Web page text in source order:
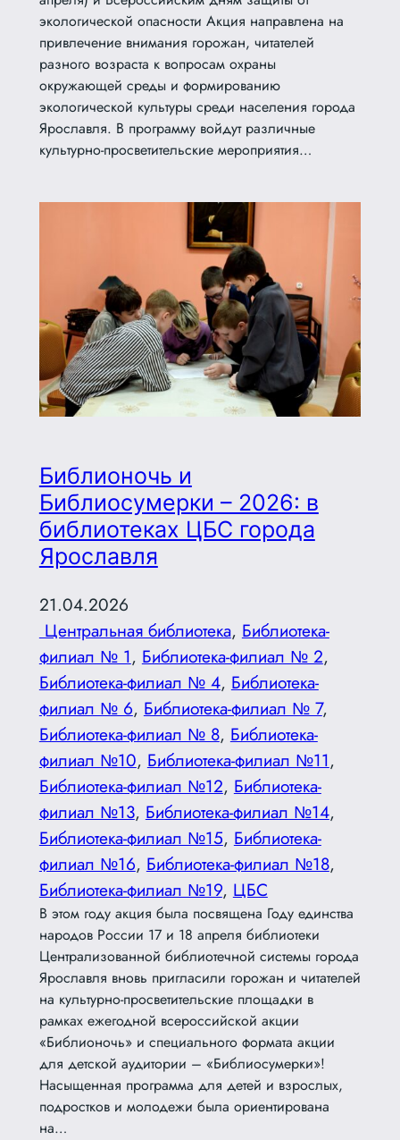
экологической опасности Акция направлена на
привлечение внимания горожан, читателей
разного возраста к вопросам охраны
окружающей среды и формированию
экологической культуры среди населения города
Ярославля. В программу войдут различные
культурно-просветительские мероприятия…
Библионочь и
Библиосумерки – 2026: в
библиотеках ЦБС города
Ярославля
21.04.2026
Центральная библиотека, Библиотека-
филиал № 1, Библиотека-филиал № 2
Библиотека-филиал № 4, Библиотека-
филиал № 6, Библиотека-филиал № 7
Библиотека-филиал № 8, Библиотека-
филиал №10, Библиотека-филиал №11
Библиотека-филиал №12, Библиотека-
филиал №13, Библиотека-филиал №14
Библиотека-филиал №15, Библиотека-
филиал №16, Библиотека-филиал №18
Библиотека-филиал №19, ЦБС
В этом году акция была посвящена Году единства
народов России 17 и 18 апреля библиотеки
Централизованной библиотечной системы города
Ярославля вновь пригласили горожан и читателей
на культурно-просветительские площадки в
рамках ежегодной всероссийской акции
«Библионочь» и специального формата акции
для детской аудитории – «Библиосумерки»!
Насыщенная программа для детей и взрослых,
подростков и молодежи была ориентирована
на…